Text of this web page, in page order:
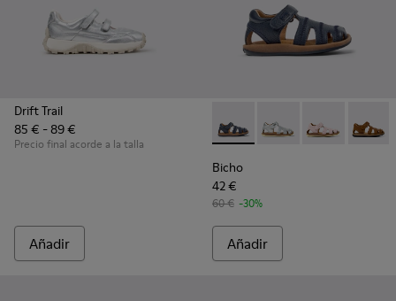
Drift Trail
85 € - 89 €
Precio final acorde a la talla
Añadir
Bicho - 80372-078 -
Bicho - 80372-088 -
Bicho -Bicho
Bicho
42 €
60 € -30%
Añadir